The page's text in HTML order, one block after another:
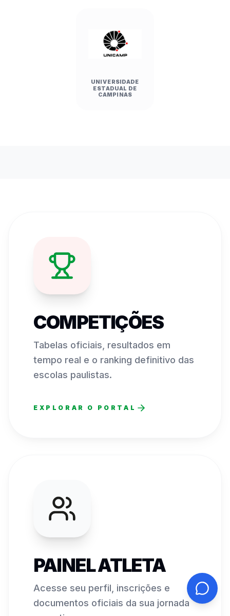
UNIVERSIDADE
ESTADUAL DE
CAMPINAS
COMPETIÇÕES
Tabelas oficiais, resultados em
tempo real e o ranking definitivo das
escolas paulistas.
EXPLORAR O PORTAL
PAINEL ATLETA
Acesse seu perfil, inscrições e
documentos oficiais da sua jornada